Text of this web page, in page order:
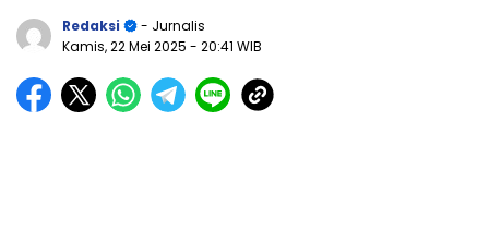
Redaksi
- Jurnalis
Kamis, 22 Mei 2025 - 20:41 WIB